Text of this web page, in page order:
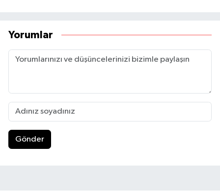
Yorumlar
Gönder